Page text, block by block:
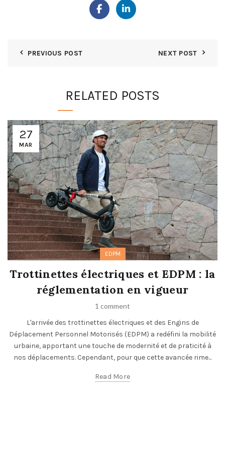
PREVIOUS POST NEXT POST
RELATED POSTS
27
MAR
EDPM
Trottinettes électriques et EDPM : la
réglementation en vigueur
1 comment
L'arrivée des trottinettes électriques et des Engins de
Déplacement Personnel Motorisés (EDPM) a redéfini la mobilité
urbaine, apportant une touche de modernité et de praticité à
nos déplacements. Cependant, pour que cette avancée rime...
Read More